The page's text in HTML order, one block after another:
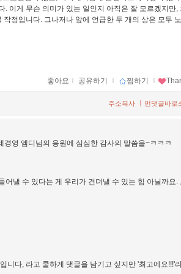
이게 무슨 의미가 있는 일인지 아직은 잘 모르겠지만,
정입니다. 그나저나 앞에 언급한 두 개의 상은 모두
좋아요 ｌ 공유하기 ｌ 찜하기 ｌ
먼댓글바로
주소복사
영 엠디님의 응원에 심심한 감사의 말씀을~ㅋㅋㅋ
낼 수 있다는 게 우리가 견뎌낼 수 있는 힘 아닐까요.
니다, 라고 쿨하게 댓글을 남기고 싶지만 '최고에요!!!'